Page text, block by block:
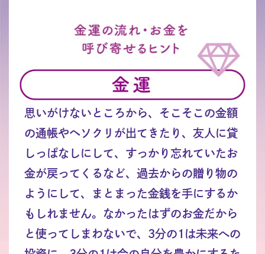
思いがけないところから、そこそこの金額
の通帳やヘソクリが出てきたり、友人に貸
しっぱなしにして、すっかり忘れていたお
金が戻ってくるなど、過去からの贈り物の
ようにして、まとまった金銭を手にするか
もしれません。なかったはずのお金だから
と使ってしまわないで、3分の1は未来への